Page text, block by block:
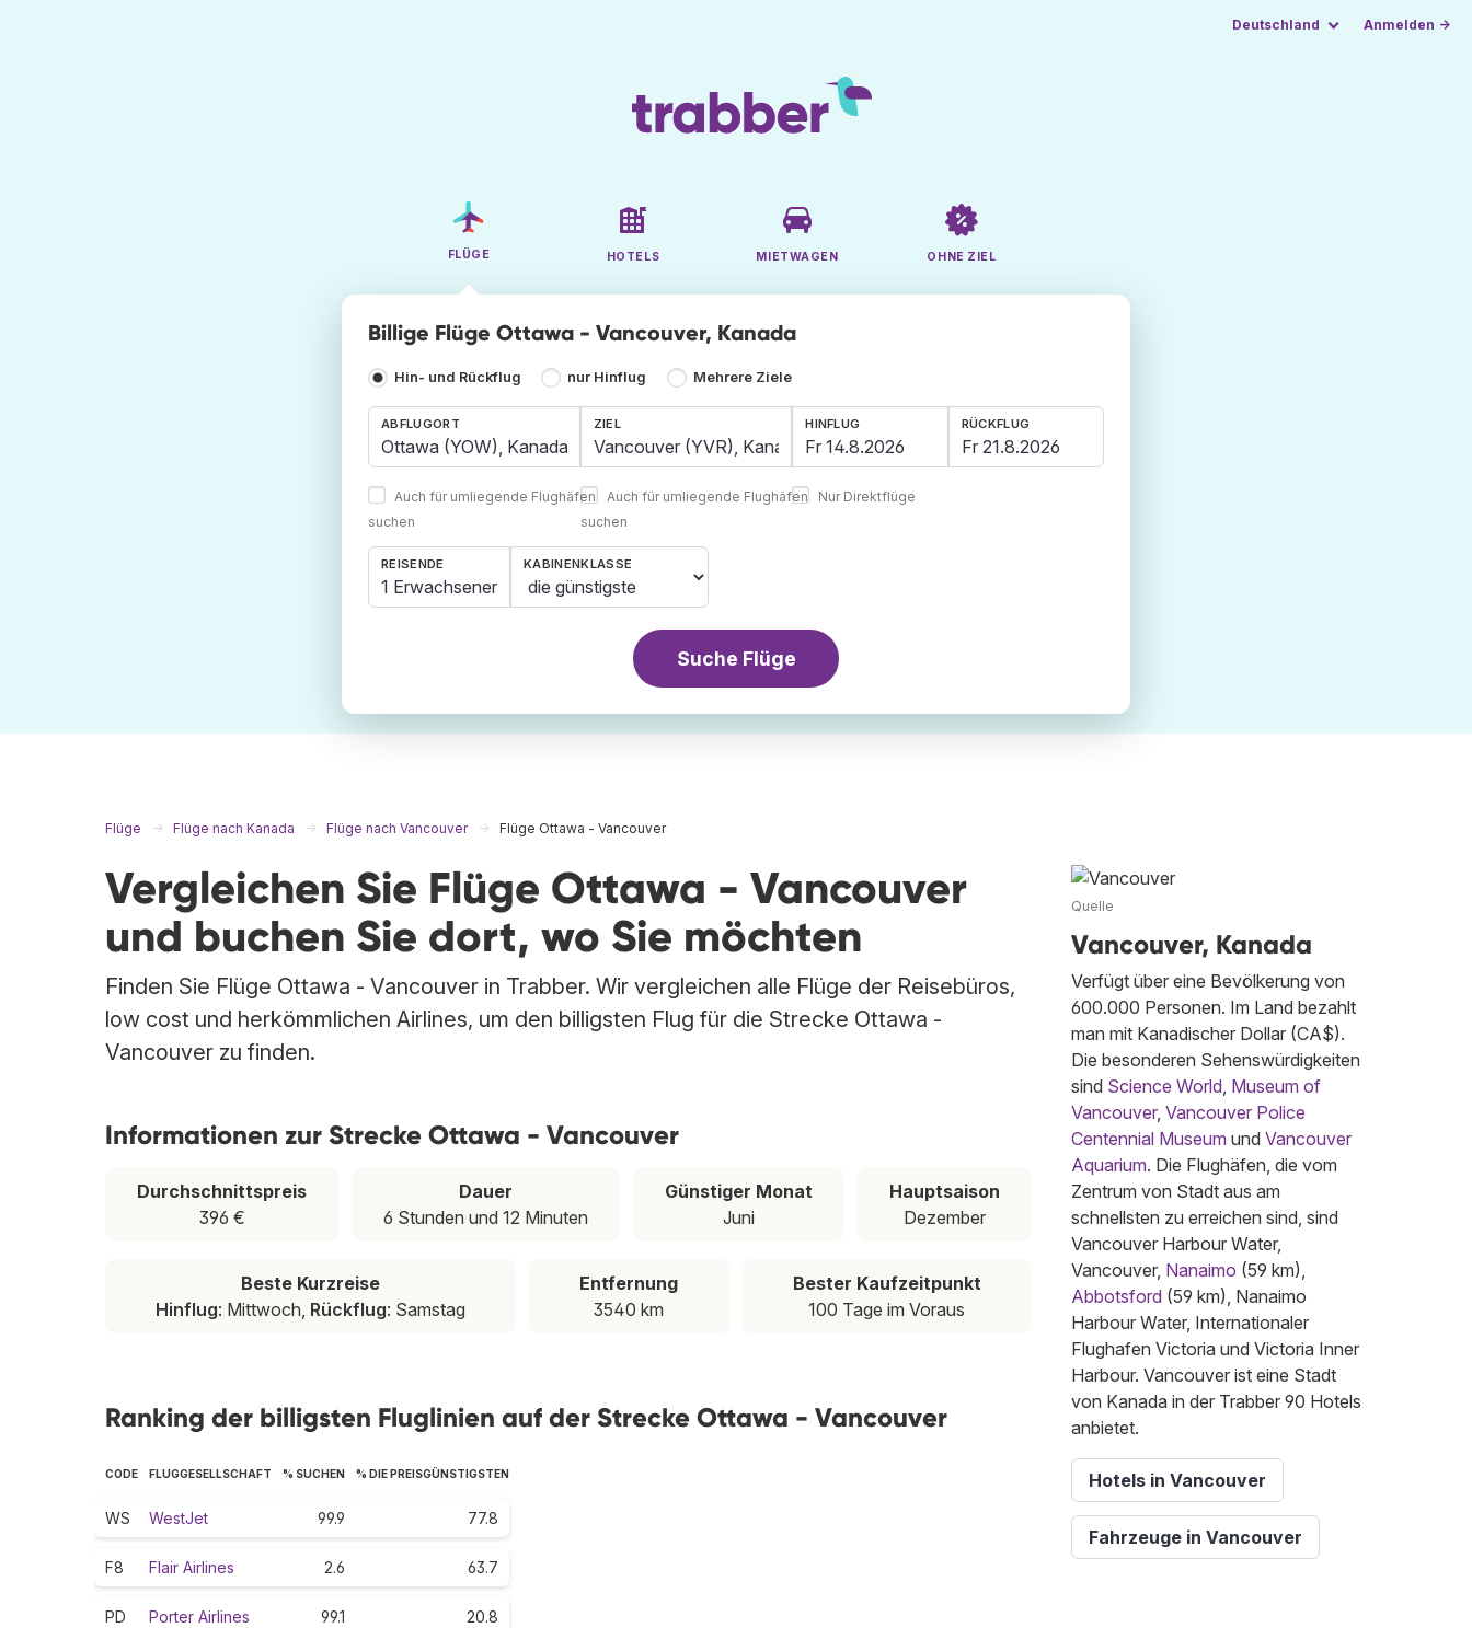
Deutschland Anmelden →
FLÜGE HOTELS MIETWAGEN OHNE ZIEL
Billige Flüge Ottawa - Vancouver, Kanada
Hin- und Rückflug nur Hinflug Mehrere Ziele
ABFLUGORT
Auch für umliegende Flughäfen
suchen
ZIEL
Auch für umliegende Flughäfen
suchen
HINFLUG RÜCKFLUG
Nur Direktflüge
REISENDE
1 Erwachsener
KABINENKLASSE
Suche Flüge
Flüge Flüge nach Kanada Flüge nach Vancouver Flüge Ottawa - Vancouver
Vergleichen Sie Flüge Ottawa - Vancouver
und buchen Sie dort, wo Sie möchten
Finden Sie Flüge Ottawa - Vancouver in Trabber. Wir vergleichen alle Flüge der Reisebüros,
low cost und herkömmlichen Airlines, um den billigsten Flug für die Strecke Ottawa -
Vancouver zu finden.
Informationen zur Strecke Ottawa - Vancouver
Durchschnittspreis
396 €
Dauer
6 Stunden und 12 Minuten
Günstiger Monat
Juni
Hauptsaison
Dezember
Beste Kurzreise
Hinflug: Mittwoch, Rückflug: Samstag
Entfernung
3540 km
Bester Kaufzeitpunkt
100 Tage im Voraus
Ranking der billigsten Fluglinien auf der Strecke Ottawa - Vancouver
CODE FLUGGESELLSCHAFT % SUCHEN % DIE PREISGÜNSTIGSTEN
WS WestJet 99.9 77.8
F8 Flair Airlines 2.6 63.7
PD Porter Airlines 99.1 20.8
Quelle
Vancouver, Kanada
Verfügt über eine Bevölkerung von
600.000 Personen. Im Land bezahlt
man mit Kanadischer Dollar (CA$).
Die besonderen Sehenswürdigkeiten
sind Science World, Museum of
Vancouver, Vancouver Police
Centennial Museum und Vancouver
Aquarium. Die Flughäfen, die vom
Zentrum von Stadt aus am
schnellsten zu erreichen sind, sind
Vancouver Harbour Water,
Vancouver, Nanaimo (59 km),
Abbotsford (59 km), Nanaimo
Harbour Water, Internationaler
Flughafen Victoria und Victoria Inner
Harbour. Vancouver ist eine Stadt
von Kanada in der Trabber 90 Hotels
anbietet.
Hotels in Vancouver
Fahrzeuge in Vancouver